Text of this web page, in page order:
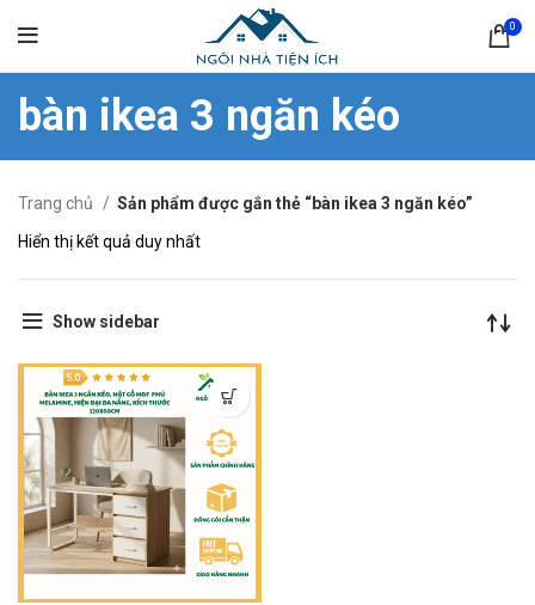
0
bàn ikea 3 ngăn kéo
Trang chủ
Sản phẩm được gắn thẻ “bàn ikea 3 ngăn kéo”
Hiển thị kết quả duy nhất
Show sidebar